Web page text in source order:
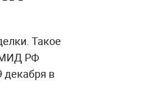
Такое
МИД РФ
декабря в